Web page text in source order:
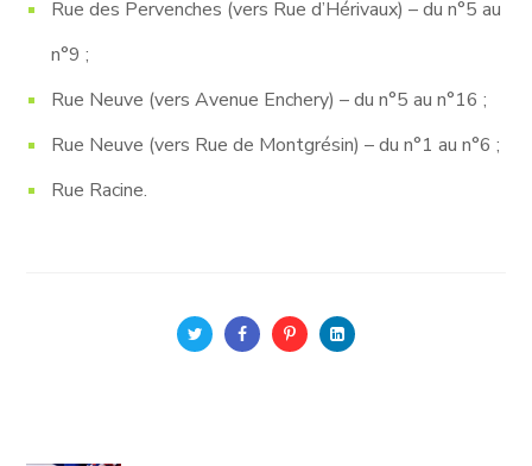
Rue des Pervenches (vers Rue d’Hérivaux) – du n°5 au
n°9 ;
Rue Neuve (vers Avenue Enchery) – du n°5 au n°16 ;
Rue Neuve (vers Rue de Montgrésin) – du n°1 au n°6 ;
Rue Racine.